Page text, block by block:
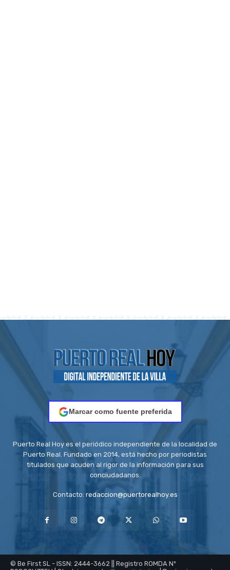
Marcar como fuente preferida
Puerto Real Hoy es el periódico independiente de la localidad de
Puerto Real. Fundado en 2014, está hecho por periodistas
titulados que acuden al rigor de la información para sus
conciudadanos.
Contacto: redaccion@puertorealhoy.es
© Be First SL - ISSN: 2444-3662 || Registro ROMDA Nº